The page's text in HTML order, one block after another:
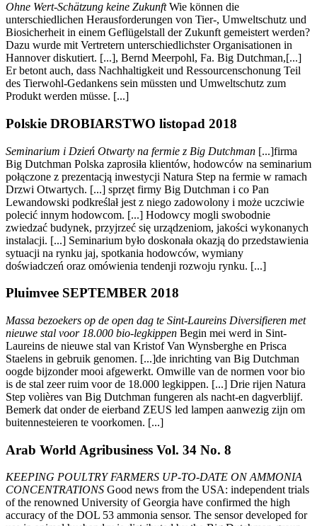
Ohne Wert-Schätzung keine ZukunftWie können die
unterschiedlichen Herausforderungen von Tier-, Umweltschutz und
Biosicherheit in einem Geflügelstall der Zukunft gemeistert werden?
Dazu wurde mit Vertretern unterschiedlichster Organisationen in
Hannover diskutiert. [...], Bernd Meerpohl, Fa. Big Dutchman,[...]
Er betont auch, dass Nachhaltigkeit und Ressourcenschonung Teil
des Tierwohl-Gedankens sein müssten und Umweltschutz zum
Produkt werden müsse. [...]
Polskie DROBIARSTWO listopad 2018
Seminarium i Dzień Otwarty na fermie z Big Dutchman [...]firma
Big Dutchman Polska zaprosiła klientów, hodowców na seminarium
połączone z prezentacją inwestycji Natura Step na fermie w ramach
Drzwi Otwartych. [...] sprzęt firmy Big Dutchman i co Pan
Lewandowski podkreślał jest z niego zadowolony i może uczciwie
polecić innym hodowcom. [...] Hodowcy mogli swobodnie
zwiedzać budynek, przyjrzeć się urządzeniom, jakości wykonanych
instalacji. [...] Seminarium było doskonała okazją do przedstawienia
sytuacji na rynku jaj, spotkania hodowców, wymiany
doświadczeń oraz omówienia tendenji rozwoju rynku. [...]
Pluimvee SEPTEMBER 2018
Massa bezoekers op de open dag te Sint-Laureins Diversifieren met
nieuwe stal voor 18.000 bio-legkippen Begin mei werd in Sint-
Laureins de nieuwe stal van Kristof Van Wynsberghe en Prisca
Staelens in gebruik genomen. [...]de inrichting van Big Dutchman
oogde bijzonder mooi afgewerkt. Omwille van de normen voor bio
is de stal zeer ruim voor de 18.000 legkippen. [...] Drie rijen Natura
Step volières van Big Dutchman fungeren als nacht-en dagverblijf.
Bemerk dat onder de eierband ZEUS led lampen aanwezig zijn om
buitennesteieren te voorkomen. [...]
Arab World Agribusiness Vol. 34 No. 8
KEEPING POULTRY FARMERS UP-TO-DATE ON AMMONIA
CONCENTRATIONS Good news from the USA: independent trials
of the renowned University of Georgia have confirmed the high
accuracy of the DOL 53 ammonia sensor. The sensor developed for